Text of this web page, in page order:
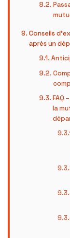
Conseils
après un
FAQ
la